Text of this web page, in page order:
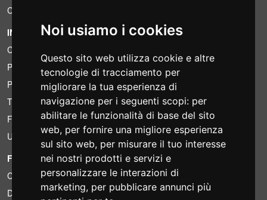
Noi usiamo i cookies
Questo sito web utilizza cookie e altre
tecnologie di tracciamento per
migliorare la tua esperienza di
navigazione per i seguenti scopi: per
abilitare le funzionalità di base del sito
web, per fornire una migliore esperienza
sul sito web, per misurare il tuo interesse
nei nostri prodotti e servizi e
personalizzare le interazioni di
marketing, per pubblicare annunci più
Condizioni IVA
INFORMAZIONI
Condizioni di noleggio
Preventivi
Pacchetti risparmio
Trovato a meno?
Finanziamento
Usato
FOTOCOLOMBO.IT
Chi siamo
Dove siamo